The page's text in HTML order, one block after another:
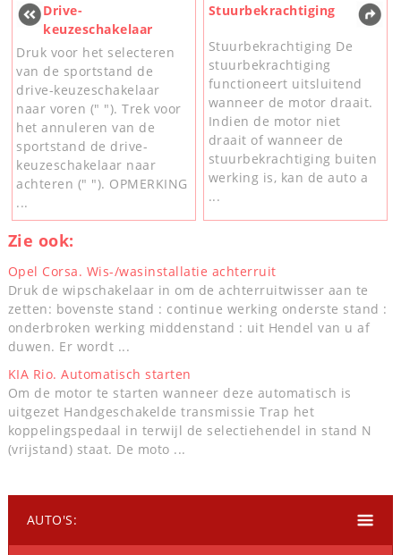
Drive-
keuzeschakelaar
Druk voor het selecteren
van de sportstand de
drive-keuzeschakelaar
naar voren (" "). Trek voor
het annuleren van de
sportstand de drive-
keuzeschakelaar naar
achteren (" "). OPMERKING
...
Stuurbekrachtiging
Stuurbekrachtiging De
stuurbekrachtiging
functioneert uitsluitend
wanneer de motor draait.
Indien de motor niet
draait of wanneer de
stuurbekrachtiging buiten
werking is, kan de auto a
...
Zie ook:
Opel Corsa. Wis-/wasinstallatie achterruit
Druk de wipschakelaar in om de achterruitwisser aan te
zetten: bovenste stand : continue werking onderste stand :
onderbroken werking middenstand : uit Hendel van u af
duwen. Er wordt ...
KIA Rio. Automatisch starten
Om de motor te starten wanneer deze automatisch is
uitgezet Handgeschakelde transmissie Trap het
koppelingspedaal in terwijl de selectiehendel in stand N
(vrijstand) staat. De moto ...
AUTO'S: